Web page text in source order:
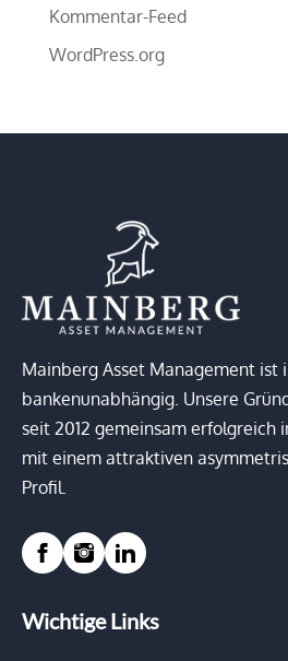
Kommentar-Feed
WordPress.org
Mainberg Asset Management ist
bankenunabhängig. Unsere
seit 2012 gemeinsam erfolgreich
mit einem attraktiven
Profil.
Wichtige Links